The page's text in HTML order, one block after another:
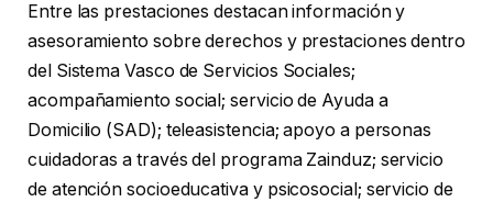
Entre las prestaciones destacan información y
asesoramiento sobre derechos y prestaciones dentro
del Sistema Vasco de Servicios Sociales;
acompañamiento social; servicio de Ayuda a
Domicilio (SAD); teleasistencia; apoyo a personas
cuidadoras a través del programa Zainduz; servicio
de atención socioeducativa y psicosocial; servicio de